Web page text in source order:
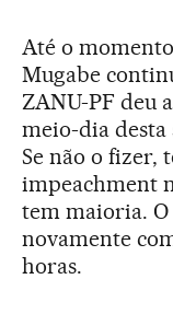
Até o
Mugabe
ZANU-PF deu
meio-dia
Se não o fizer,
impeachment
tem maioria.
novamente
horas.